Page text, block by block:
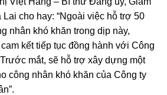
cho hay: “Ngoài việc hỗ trợ 50
nhân khó khăn trong dịp này,
kết tiếp tục đồng hành với Công
mắt, sẽ hỗ trợ xây dựng một
công nhân khó khăn của Công ty